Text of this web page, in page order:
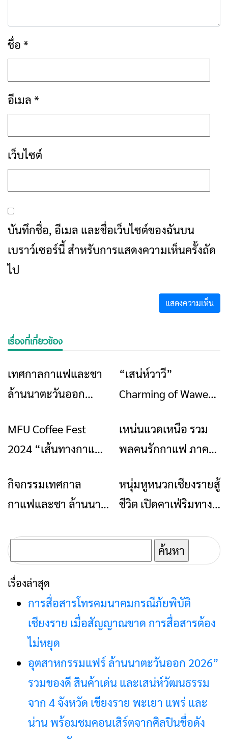
ชื่อ *
อีเมล *
เว็บไซต์
บันทึกชื่อ, อีเมล และชื่อเว็บไซต์ของฉันบน
เบราว์เซอร์นี้ สำหรับการแสดงความเห็นครั้งถัด
ไป
เรื่องที่เกี่ยวข้อง
ข่าวเชียงราย ท่องเที่ยว
เทศกาลกาแฟและชา
ล้านนาตะวันออก
Coffee & Tea Festival
2024)
“เสน่ห์วาวี”
Charming of Wawee
ข่าวเชียงราย
MFU Coffee Fest
2024 “เส้นทางกาแฟ
ข่าวเชียงราย
เหน่นแวดเหนือ รวม
พลคนรักกาแฟ ภาค
ข่าวเชียงราย
กิจกรรมเทศกาล
กาแฟและชา ล้านนา
ข่าวเชียงราย
หนุ่มหูหนวกเชียงรายสู้
ชีวิต เปิดคาเฟ่ริมทาง
ค้นหา
สำหรับ:
เรื่องล่าสุด
การสื่อสารโทรคมนาคมกรณีภัยพิบัติ
เชียงราย เมื่อสัญญาณขาด การสื่อสารต้อง
ไม่หยุด
อุตสาหกรรมแฟร์ ล้านนาตะวันออก 2026”
รวมของดี สินค้าเด่น และเสน่ห์วัฒนธรรม
จาก 4 จังหวัด เชียงราย พะเยา แพร่ และ
น่าน พร้อมชมคอนเสิร์ตจากศิลปินชื่อดัง